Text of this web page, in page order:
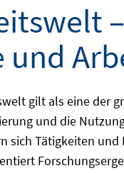
und
gilt als eine der
und die
sich Tätigkeiten